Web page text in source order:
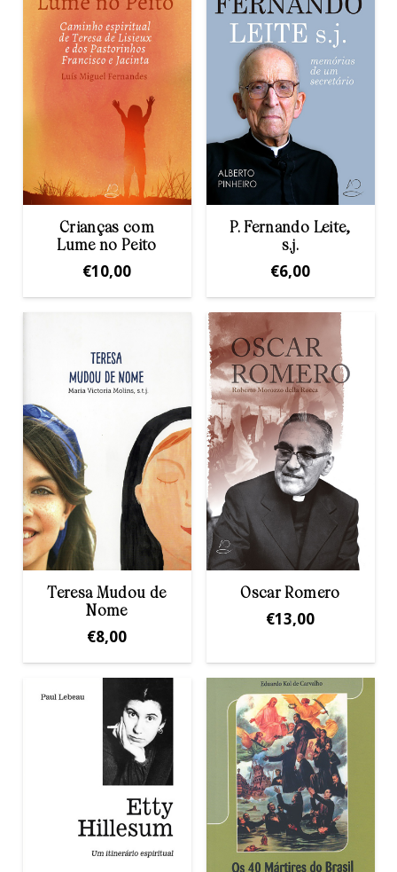
Crianças com
Lume no Peito
€10,00
P. Fernando Leite,
s.j.
€6,00
Teresa Mudou de
Nome
€8,00
Oscar Romero
€13,00